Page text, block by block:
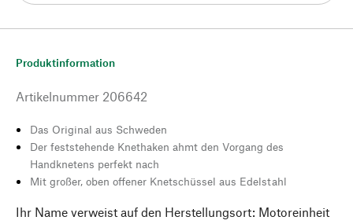
Produktinformation
Artikelnummer 206642
Das Original aus Schweden
Der feststehende Knethaken ahmt den Vorgang des
Handknetens perfekt nach
Mit großer, oben offener Knetschüssel aus Edelstahl
Ihr Name verweist auf den Herstellungsort: Motoreinheit